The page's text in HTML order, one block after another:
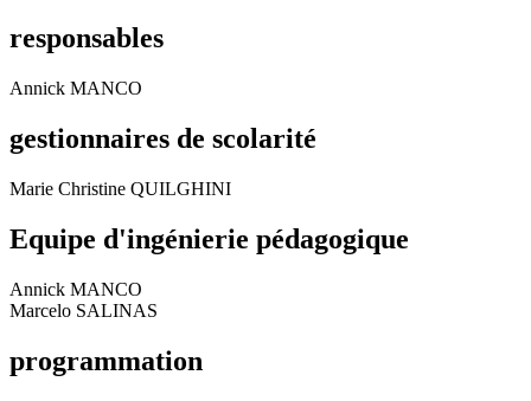
responsables
Annick MANCO
gestionnaires de scolarité
Marie Christine QUILGHINI
Equipe d'ingénierie pédagogique
Annick MANCO
Marcelo SALINAS
programmation